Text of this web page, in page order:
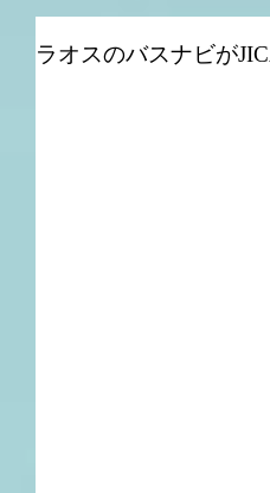
ラオスのバスナビが